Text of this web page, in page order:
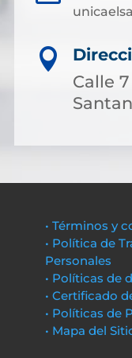

Calle
• Términos y
• Política de
Personales
• Políticas de
• Certificado
• Políticas de
• Mapa del